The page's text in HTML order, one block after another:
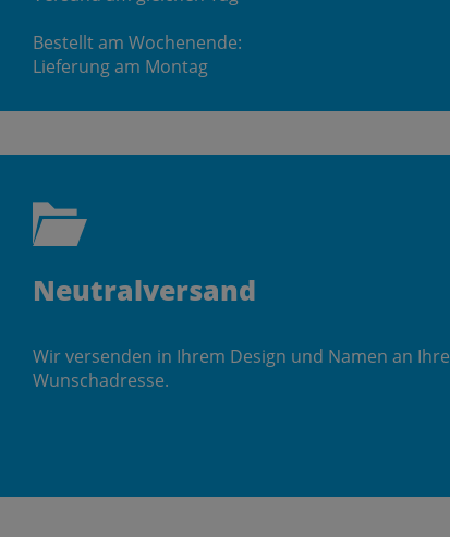
Bestellt am Wochenende:
Lieferung am Montag
Neutralversand
Wir versenden in Ihrem Design und Namen an Ihre
Wunschadresse.